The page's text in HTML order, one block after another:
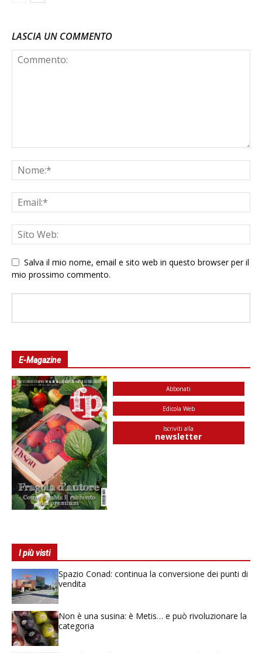
LASCIA UN COMMENTO
Salva il mio nome, email e sito web in questo browser per il
mio prossimo commento.
E-Magazine
Abbonati
Edicola Web
Iscriviti alla
newsletter
I più visti
Spazio Conad: continua la conversione dei punti di
vendita
Non è una susina: è Metis… e può rivoluzionare la
categoria